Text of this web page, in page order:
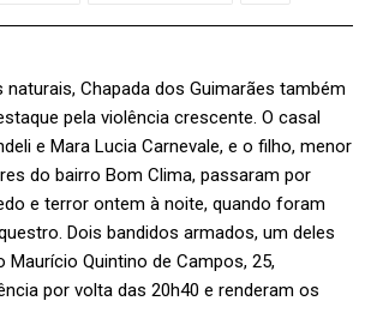
naturais, Chapada dos Guimarães também
pela violência crescente. O casal
e Mara Lucia Carnevale, e o filho, menor
do bairro Bom Clima, passaram por
e terror ontem à noite, quando foram
Dois bandidos armados, um deles
Quintino de Campos, 25,
por volta das 20h40 e renderam os